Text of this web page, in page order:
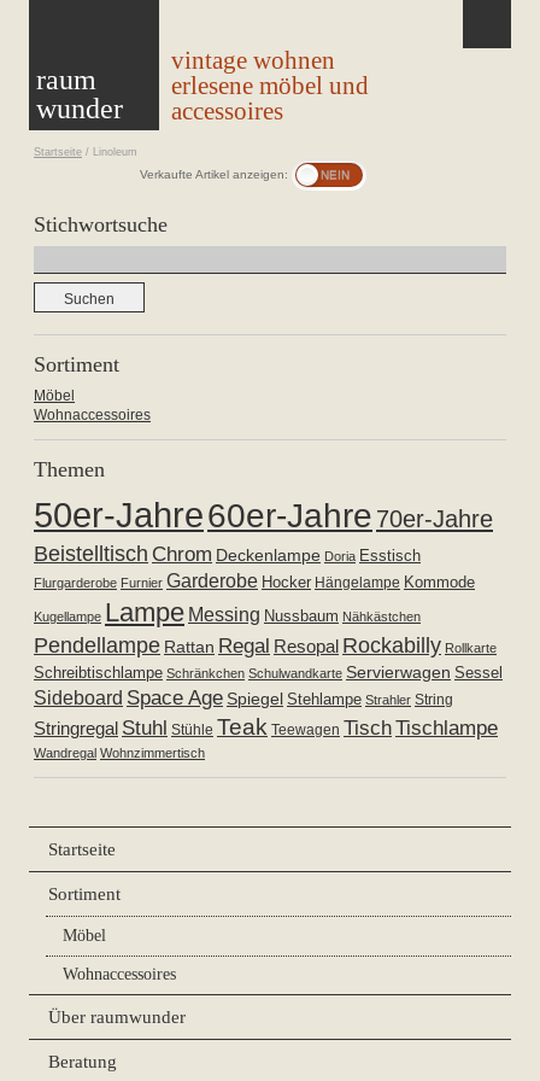
raum
wunder
vintage wohnen
erlesene möbel und
accessoires
Startseite / Linoleum
Verkaufte Artikel anzeigen:
Stichwortsuche
nach:
Sortiment
Möbel
Wohnaccessoires
Themen
50er-Jahre60er-Jahre 70er-Jahre
Beistelltisch Chrom Deckenlampe Doria Esstisch
Flurgarderobe Furnier Garderobe Hocker Hängelampe Kommode
Kugellampe Lampe Messing Nussbaum Nähkästchen
Pendellampe Rattan Regal Resopal Rockabilly Rollkarte
Schreibtischlampe Schränkchen Schulwandkarte Servierwagen Sessel
Sideboard Space Age Spiegel Stehlampe Strahler String
Stringregal Stuhl Stühle Teak Teewagen TischTischlampe
Wandregal Wohnzimmertisch
Startseite
Sortiment
Möbel
Wohnaccessoires
Über raumwunder
Beratung